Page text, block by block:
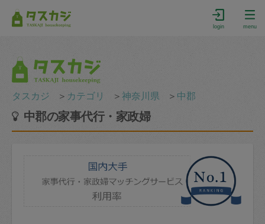
login menu
タスカジ ＞ カテゴリ ＞神奈川県 ＞ 中郡
中郡の家事代行・家政婦